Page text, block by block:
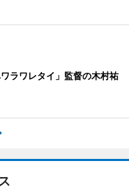
ラワレタイ」監督の木村祐